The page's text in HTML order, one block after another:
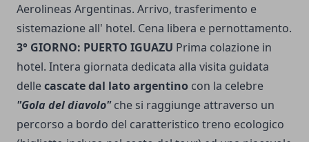
Aerolineas Argentinas. Arrivo, trasferimento e
sistemazione all' hotel. Cena libera e pernottamento.
3° GIORNO: PUERTO IGUAZU Prima colazione in
hotel. Intera giornata dedicata alla visita guidata
dellecascate dal lato argentino con la celebre
"Gola del diavolo"che si raggiunge attraverso un
percorso a bordo del caratteristico treno ecologico